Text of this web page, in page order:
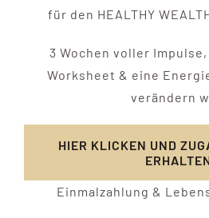
für den HEALTHY
3 Wochen voller
Worksheet & eine
verändern
HIER KLICKEN UND
Einmalzahlung &